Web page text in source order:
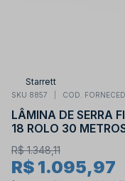
Starrett
SKU 8857 COD.
LÂMINA DE SERRA
18 ROLO 30
R$ 1.348,11
R$ 1.095,97